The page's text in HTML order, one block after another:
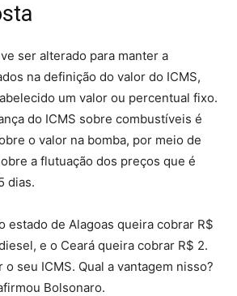
ser alterado para manter a
na definição do valor do ICMS,
um valor ou percentual fixo.
do ICMS sobre combustíveis é
o valor na bomba, por meio de
a flutuação dos preços que é
dias.
estado de Alagoas queira cobrar R$
e o Ceará queira cobrar R$ 2.
o seu ICMS. Qual a vantagem nisso?
Bolsonaro.